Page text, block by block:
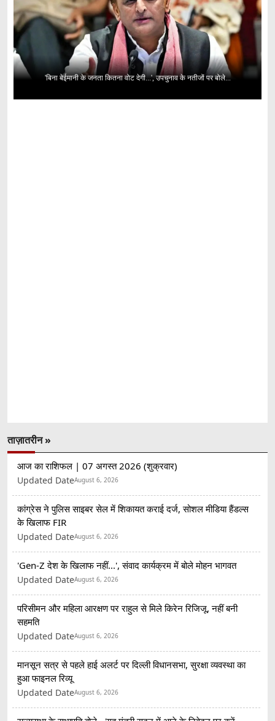
'बिना बेईमानी के जनता कितना वोट देगी...', उपचुनाव के नतीजों पर बोले...
ताज़ातरीन »
आज का राशिफल | 07 अगस्त 2026 (शुक्रवार)
Updated DateAugust 6, 2026
कांग्रेस ने पुलिस साइबर सेल में शिकायत कराई दर्ज, सोशल मीडिया हैंडल्स
के खिलाफ FIR
Updated DateAugust 6, 2026
'Gen-Z देश के खिलाफ नहीं...', संवाद कार्यक्रम में बोले मोहन भागवत
Updated DateAugust 6, 2026
परिसीमन और महिला आरक्षण पर राहुल से मिले किरेन रिजिजू, नहीं बनी
सहमति
Updated DateAugust 6, 2026
मानसून सत्र से पहले हाई अलर्ट पर दिल्ली विधानसभा, सुरक्षा व्यवस्था का
हुआ फाइनल रिव्यू
Updated DateAugust 6, 2026